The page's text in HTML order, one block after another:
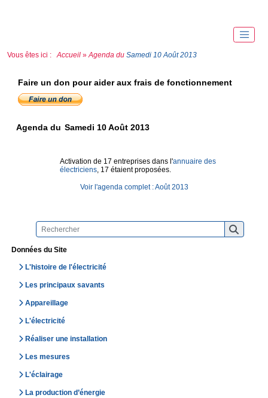
Vous êtes ici : Accueil » Agenda du Samedi 10 Août 2013
Données du Site
L'histoire de l'électricité
Les principaux savants
Appareillage
L'électricité
Réaliser une installation
Les mesures
L'éclairage
La production d’énergie
Faire un don pour aider aux frais de fonctionnement
Agenda du Samedi 10 Août 2013
Activation de 17 entreprises dans l'annuaire des
électriciens, 17 étaient proposées.
Voir l'agenda complet : Août 2013